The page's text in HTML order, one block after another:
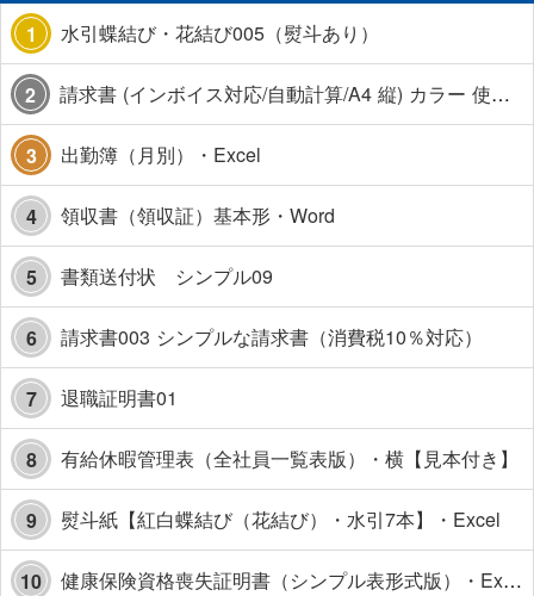
1 水引蝶結び・花結び005（熨斗あり）
2 請求書 (インボイス対応/自動計算/A4 縦) カラー 使い方解説あり
3 出勤簿（月別）・Excel
4 領収書（領収証）基本形・Word
5 書類送付状 シンプル09
6 請求書003 シンプルな請求書（消費税10％対応）
7 退職証明書01
8 有給休暇管理表（全社員一覧表版）・横【見本付き】
9 熨斗紙【紅白蝶結び（花結び）・水引7本】・Excel
10 健康保険資格喪失証明書（シンプル表形式版）・Excel【見本付き】